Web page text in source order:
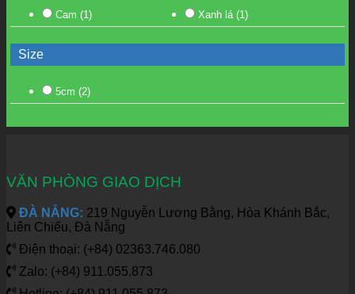
Cam (1) Xanh lá (1)
Size
5cm (2)
VĂN PHÒNG GIAO DỊCH
ĐÀ NẴNG: 219 Nguyễn Lương Bằng, Hòa Khánh Bắc,
Liên Chiểu, Đà Nẵng
Điện thoại: (+84) 02363.746.080
Zalo: (+84) 911.055.873